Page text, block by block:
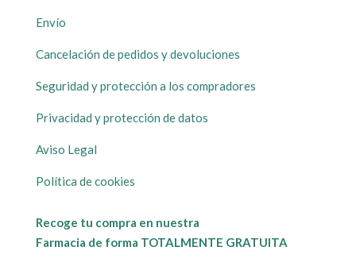
Envío
Cancelación de pedidos y devoluciones
Seguridad y protección a los compradores
Privacidad y protección de datos
Aviso Legal
Política de cookies
Recoge tu compra en nuestra
Farmacia de forma TOTALMENTE GRATUITA